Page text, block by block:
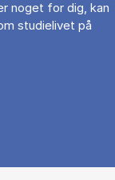
noget for dig, kan
studielivet på